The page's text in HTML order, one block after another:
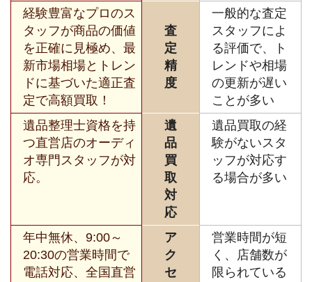
経験豊富なプロのス
タッフが商品の価値
を正確に見極め、最
新市場相場とトレン
ドに基づいた適正査
定で高額買取！
査
定
精
度
一般的な査定
スタッフによ
る評価で、ト
レンドや相場
の更新が遅い
ことが多い
遺品整理士資格を持
つ直営店のオーディ
オ専門スタッフが対
応。
遺
品
買
取
対
応
遺品買取の経
験がないスタ
ッフが対応す
る場合が多い
年中無休、9:00～
20:30の営業時間で
電話対応、全国直営
ア
ク
セ
営業時間が短
く、店舗数が
限られている